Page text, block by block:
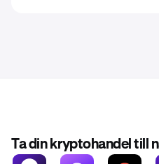
Ta din kryptohandel till